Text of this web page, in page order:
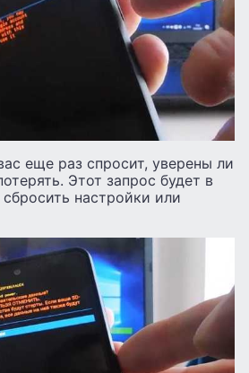
еще раз спросит, уверены ли
Этот запрос будет в
настройки или